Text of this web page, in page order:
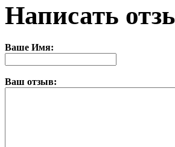
Написать
Ваше Имя:
Ваш отзыв: